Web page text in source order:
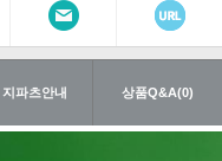
지파츠안내 상품Q&A(0)